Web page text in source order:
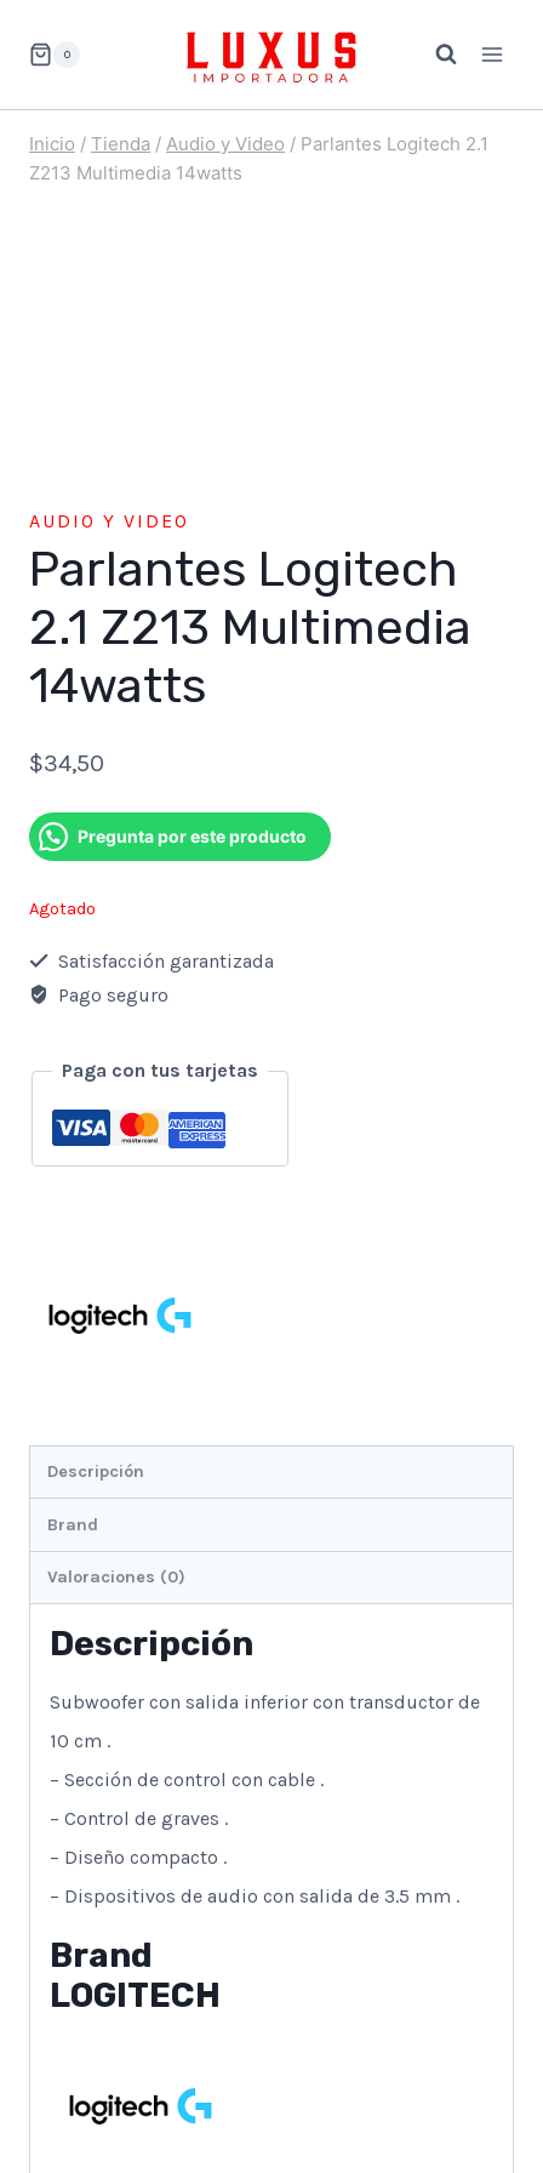
0
Inicio / Tienda / Audio y Video / Parlantes Logitech 2.1
Z213 Multimedia 14watts
AUDIO Y VIDEO
Parlantes Logitech
2.1 Z213 Multimedia
14watts
$34,50
Pregunta por este producto
Agotado
Satisfacción garantizada
Pago seguro
Paga con tus tarjetas
Descripción
Brand
Valoraciones (0)
Descripción
Subwoofer con salida inferior con transductor de
10 cm .
– Sección de control con cable .
– Control de graves .
– Diseño compacto .
– Dispositivos de audio con salida de 3.5 mm .
Brand
LOGITECH